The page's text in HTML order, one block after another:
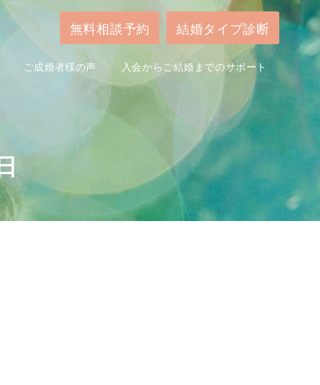
無料相談予約 結婚タイプ診断
ご成婚者様の声 入会からご結婚までのサポート